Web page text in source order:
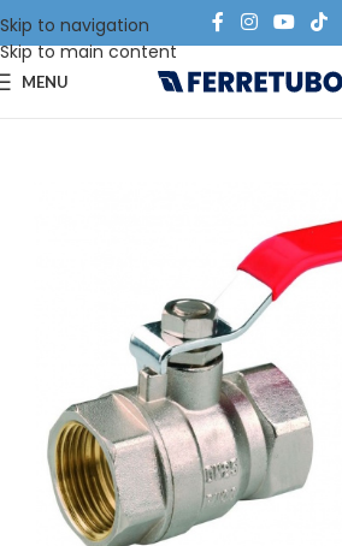
Skip to navigation
Skip to main content
MENU